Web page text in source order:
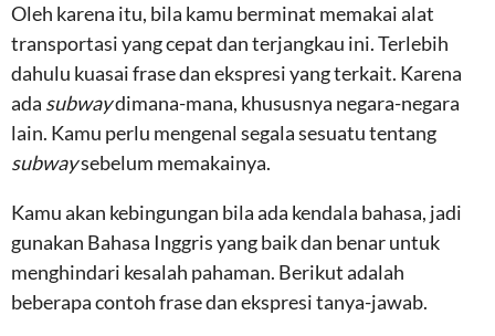
Oleh karena itu, bila kamu berminat memakai alat
transportasi yang cepat dan terjangkau ini. Terlebih
dahulu kuasai frase dan ekspresi yang terkait. Karena
ada subwaydimana-mana, khususnya negara-negara
lain. Kamu perlu mengenal segala sesuatu tentang
subwaysebelum memakainya.
Kamu akan kebingungan bila ada kendala bahasa, jadi
gunakan Bahasa Inggris yang baik dan benar untuk
menghindari kesalah pahaman. Berikut adalah
beberapa contoh frase dan ekspresi tanya-jawab.